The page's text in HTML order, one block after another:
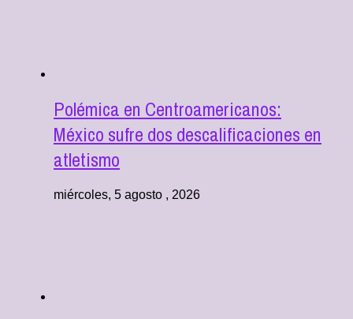
Polémica en Centroamericanos:
México sufre dos descalificaciones en
atletismo
miércoles, 5 agosto , 2026